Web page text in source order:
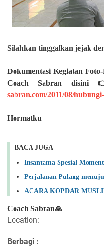
Silahkan tinggalkan jejak
Dokumentasi Kegiatan
Coach Sabran
sabran.com/2011/08/
Hormatku
BACA JUGA
Insantama Spesial
Perjalanan Pulang
ACARA KOPDAR
Coach Sabran🙏
Location:
Berbagi :